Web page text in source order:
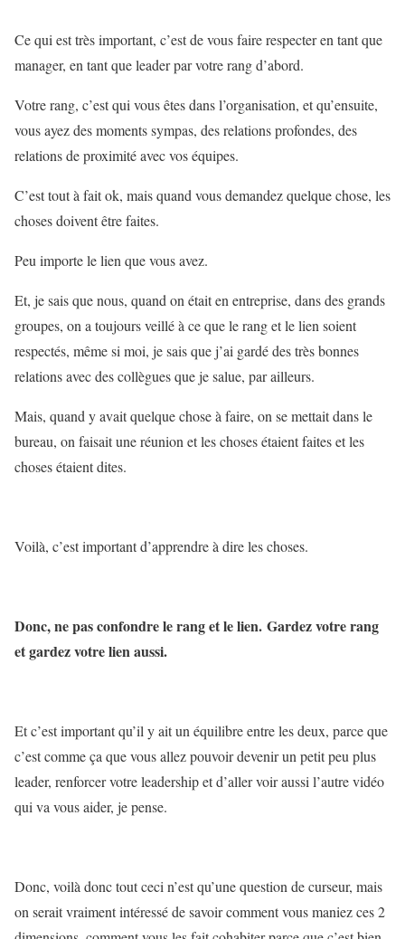
Ce qui est très important, c’est de vous faire respecter en tant que
manager, en tant que leader par votre rang d’abord.
Votre rang, c’est qui vous êtes dans l’organisation, et qu’ensuite,
vous ayez des moments sympas, des relations profondes, des
relations de proximité avec vos équipes.
C’est tout à fait ok, mais quand vous demandez quelque chose, les
choses doivent être faites.
Peu importe le lien que vous avez.
Et, je sais que nous, quand on était en entreprise, dans des grands
groupes, on a toujours veillé à ce que le rang et le lien soient
respectés, même si moi, je sais que j’ai gardé des très bonnes
relations avec des collègues que je salue, par ailleurs.
Mais, quand y avait quelque chose à faire, on se mettait dans le
bureau, on faisait une réunion et les choses étaient faites et les
choses étaient dites.
Voilà, c’est important d’apprendre à dire les choses.
Donc, ne pas confondre le rang et le lien. Gardez votre rang
et gardez votre lien aussi.
Et c’est important qu’il y ait un équilibre entre les deux, parce que
c’est comme ça que vous allez pouvoir devenir un petit peu plus
leader, renforcer votre leadership et d’aller voir aussi l’autre vidéo
qui va vous aider, je pense.
Donc, voilà donc tout ceci n’est qu’une question de curseur, mais
on serait vraiment intéressé de savoir comment vous maniez ces 2